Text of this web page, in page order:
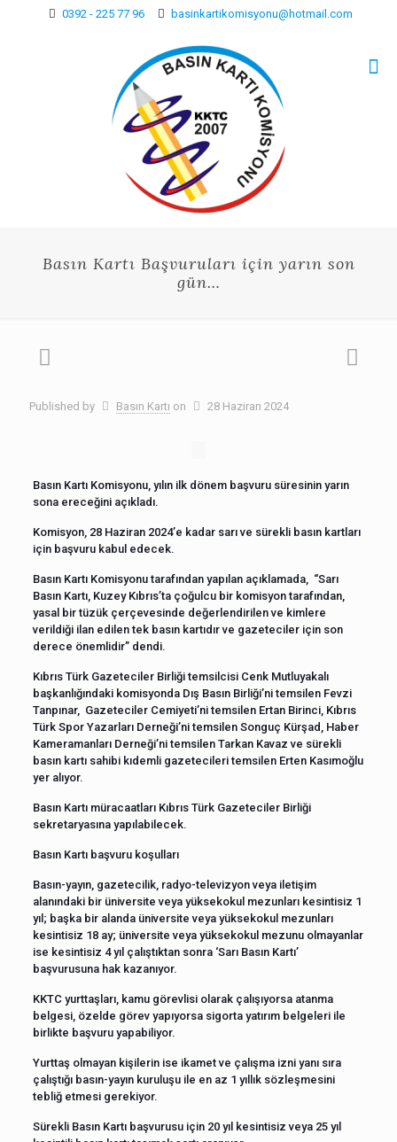
0392 - 225 77 96 basinkartikomisyonu@hotmail.com
Basın Kartı Başvuruları için yarın son
gün…
Published by Basın Kartı on 28 Haziran 2024
Basın Kartı Komisyonu, yılın ilk dönem başvuru süresinin yarın
sona ereceğini açıkladı.
Komisyon, 28 Haziran 2024’e kadar sarı ve sürekli basın kartları
için başvuru kabul edecek.
Basın Kartı Komisyonu tarafından yapılan açıklamada, “Sarı
Basın Kartı, Kuzey Kıbrıs’ta çoğulcu bir komisyon tarafından,
yasal bir tüzük çerçevesinde değerlendirilen ve kimlere
verildiği ilan edilen tek basın kartıdır ve gazeteciler için son
derece önemlidir” dendi.
Kıbrıs Türk Gazeteciler Birliği temsilcisi Cenk Mutluyakalı
başkanlığındaki komisyonda Dış Basın Birliği’ni temsilen Fevzi
Tanpınar, Gazeteciler Cemiyeti’ni temsilen Ertan Birinci, Kıbrıs
Türk Spor Yazarları Derneği’ni temsilen Songuç Kürşad, Haber
Kameramanları Derneği’ni temsilen Tarkan Kavaz ve sürekli
basın kartı sahibi kıdemli gazetecileri temsilen Erten Kasımoğlu
yer alıyor.
Basın Kartı müracaatları Kıbrıs Türk Gazeteciler Birliği
sekretaryasına yapılabilecek.
Basın Kartı başvuru koşulları
Basın-yayın, gazetecilik, radyo-televizyon veya iletişim
alanındaki bir üniversite veya yüksekokul mezunları kesintisiz 1
yıl; başka bir alanda üniversite veya yüksekokul mezunları
kesintisiz 18 ay; üniversite veya yüksekokul mezunu olmayanlar
ise kesintisiz 4 yıl çalıştıktan sonra ‘Sarı Basın Kartı’
başvurusuna hak kazanıyor.
KKTC yurttaşları, kamu görevlisi olarak çalışıyorsa atanma
belgesi, özelde görev yapıyorsa sigorta yatırım belgeleri ile
birlikte başvuru yapabiliyor.
Yurttaş olmayan kişilerin ise ikamet ve çalışma izni yanı sıra
çalıştığı basın-yayın kuruluşu ile en az 1 yıllık sözleşmesini
tebliğ etmesi gerekiyor.
Sürekli Basın Kartı başvurusu için 20 yıl kesintisiz veya 25 yıl